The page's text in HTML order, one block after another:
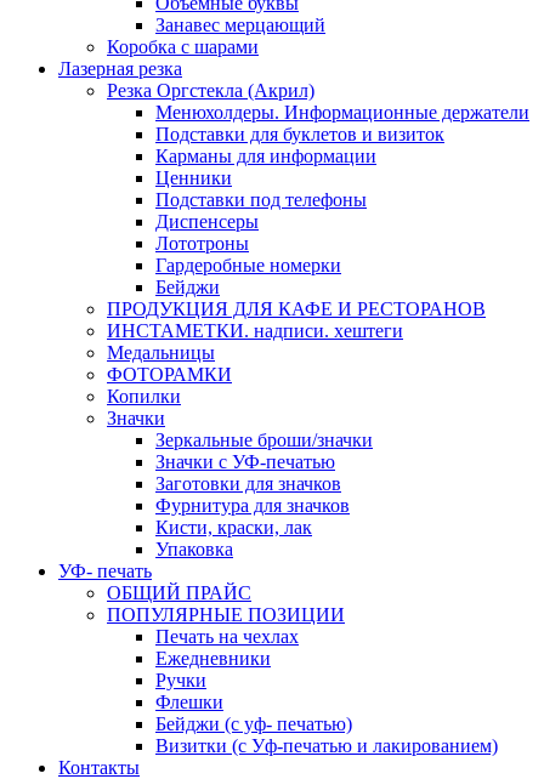
Занавес мерцающий
Коробка с шарами
Лазерная резка
Резка Оргстекла (Акрил)
Менюхолдеры. Информационные держатели
Подставки для буклетов и визиток
Карманы для информации
Ценники
Подставки под телефоны
Диспенсеры
Лототроны
Гардеробные номерки
Бейджи
ПРОДУКЦИЯ ДЛЯ КАФЕ И РЕСТОРАНОВ
ИНСТАМЕТКИ. надписи. хештеги
Медальницы
ФОТОРАМКИ
Копилки
Значки
Зеркальные броши/значки
Значки с УФ-печатью
Заготовки для значков
Фурнитура для значков
Кисти, краски, лак
Упаковка
УФ- печать
ОБЩИЙ ПРАЙС
ПОПУЛЯРНЫЕ ПОЗИЦИИ
Печать на чехлах
Ежедневники
Ручки
Флешки
Бейджи (с уф- печатью)
Визитки (с Уф-печатью и лакированием)
Контакты